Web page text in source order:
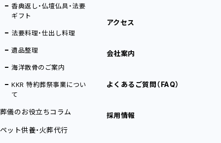
香典返し・仏壇仏具・法要
ギフト
法要料理・仕出し料理
遺品整理
海洋散骨のご案内
KKR 特約葬祭事業につい
て
葬儀のお役立ちコラム
ペット供養・火葬代行
アクセス
会社案内
よくあるご質問（FAQ）
採用情報